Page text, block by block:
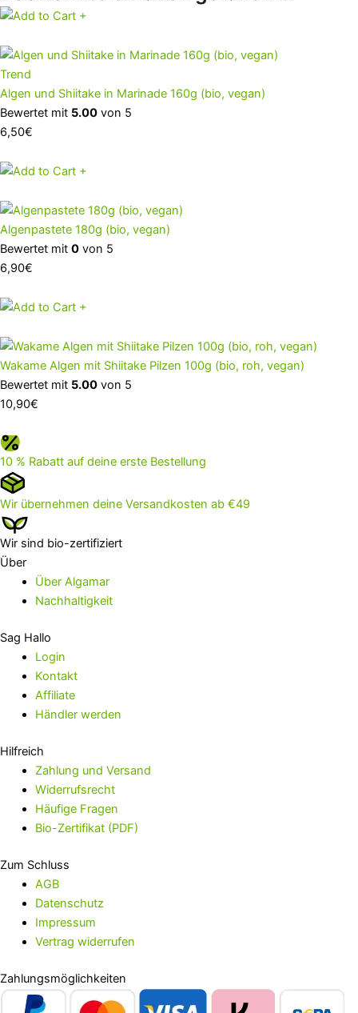
+
Trend
Algen und Shiitake in Marinade 160g (bio, vegan)
Bewertet mit 5.00 von 5
6,50€
+
Algenpastete 180g (bio, vegan)
Bewertet mit 0 von 5
6,90€
+
Wakame Algen mit Shiitake Pilzen 100g (bio, roh, vegan)
Bewertet mit 5.00 von 5
10,90€
10 % Rabatt auf deine erste Bestellung
Wir übernehmen deine Versandkosten ab €49
Wir sind bio-zertifiziert
Über
Über Algamar
Nachhaltigkeit
Sag Hallo
Login
Kontakt
Affiliate
Händler werden
Hilfreich
Zahlung und Versand
Widerrufsrecht
Häufige Fragen
Bio-Zertifikat (PDF)
Zum Schluss
AGB
Datenschutz
Impressum
Vertrag widerrufen
Zahlungsmöglichkeiten